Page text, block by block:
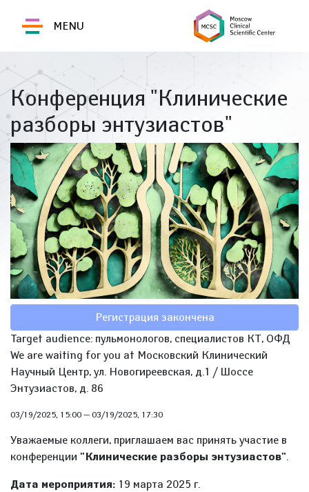
MENU
Конференция "Клинические
разборы энтузиастов"
Регистрация закончена
Target audience: пульмонологов, специалистов КТ, ОФД
We are waiting for you at Московский Клинический
Научный Центр, ул. Новогиреевская, д.1 / Шоссе
Энтузиастов, д. 86
03/19/2025, 15:00 — 03/19/2025, 17:30
Уважаемые коллеги, приглашаем вас принять участие в
конференции "Клинические разборы энтузиастов".
Дата мероприятия: 19 марта 2025 г.